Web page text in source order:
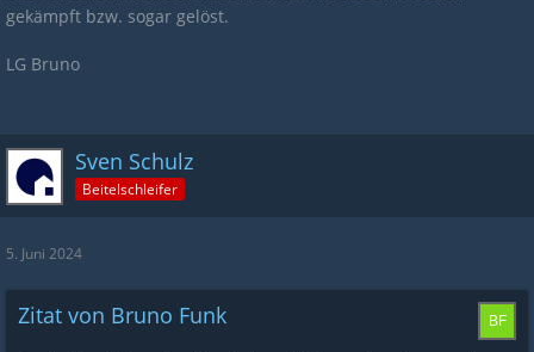
gekämpft bzw. sogar gelöst.
LG Bruno
Sven Schulz
Beitelschleifer
5. Juni 2024
Zitat von Bruno Funk